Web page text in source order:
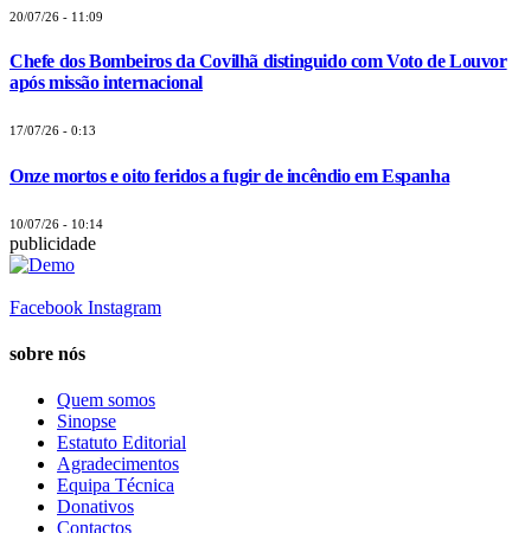
20/07/26 - 11:09
Chefe dos Bombeiros da Covilhã distinguido com Voto de Louvor
após missão internacional
17/07/26 - 0:13
Onze mortos e oito feridos a fugir de incêndio em Espanha
10/07/26 - 10:14
publicidade
Facebook Instagram
sobre nós
Quem somos
Sinopse
Estatuto Editorial
Agradecimentos
Equipa Técnica
Donativos
Contactos